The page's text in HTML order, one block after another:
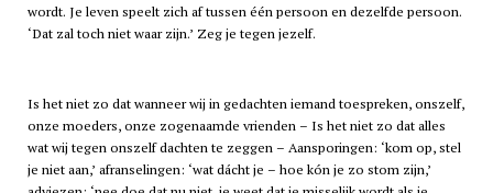
wordt. Je leven speelt zich af tussen één persoon en dezelfde persoon.
‘Dat zal toch niet waar zijn.’ Zeg je tegen jezelf.
Is het niet zo dat wanneer wij in gedachten iemand toespreken, onszelf,
onze moeders, onze zogenaamde vrienden – Is het niet zo dat alles
wat wij tegen onszelf dachten te zeggen – Aansporingen: ‘kom op, stel
je niet aan,’ afranselingen: ‘wat dácht je – hoe kón je zo stom zijn,’